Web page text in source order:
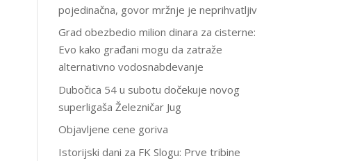
pojedinačna, govor mržnje je neprihvatljiv
Grad obezbedio milion dinara za cisterne:
Evo kako građani mogu da zatraže
alternativno vodosnabdevanje
Dubočica 54 u subotu dočekuje novog
superligaša Železničar Jug
Objavljene cene goriva
Istorijski dani za FK Slogu: Prve tribine